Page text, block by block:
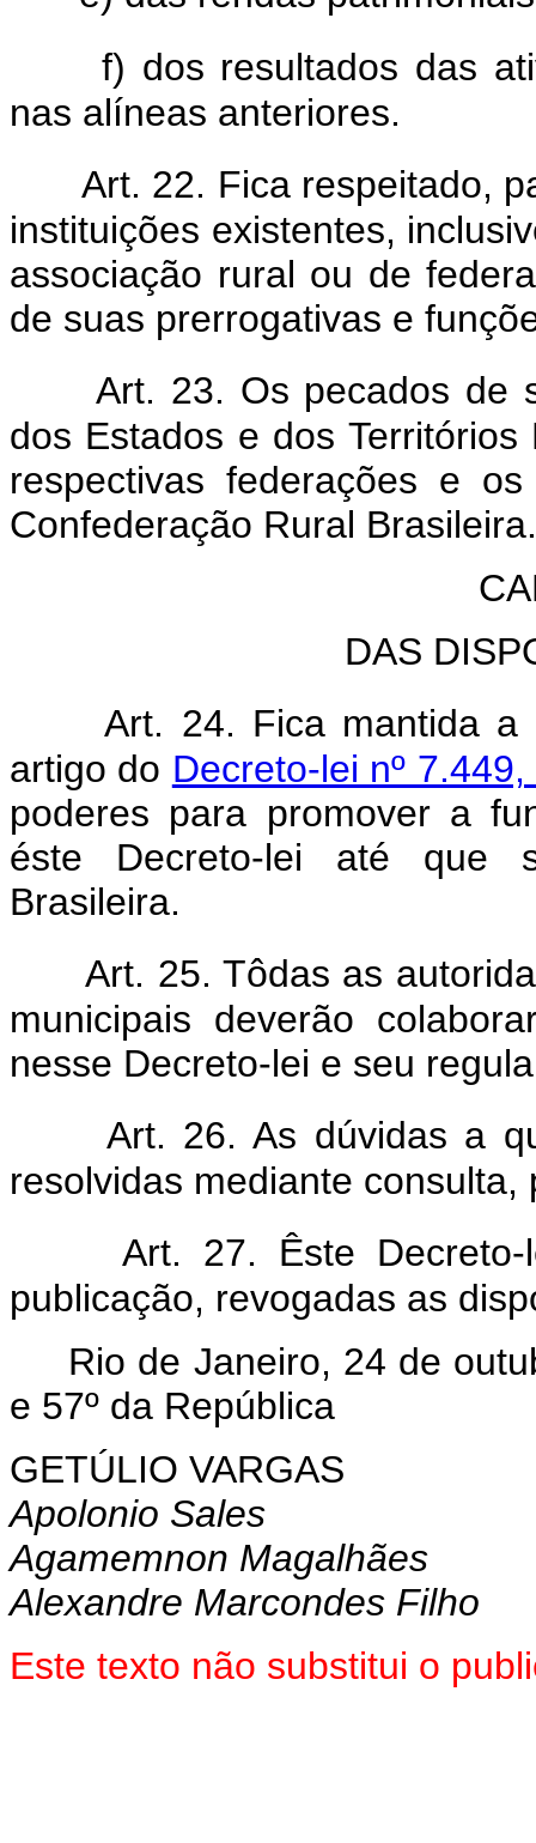
f) dos resultados das
nas alíneas anteriores.
Art. 22. Fica respeitado,
instituições existentes,
associação rural ou de
de suas prerrogativas e
Art. 23. Os pecados de
dos Estados e dos
respectivas federações e
Confederação Rural Brasileira.
DAS
Art. 24. Fica mantida a
artigo do Decreto-lei nº
poderes para promover a
éste Decreto-lei até que
Brasileira.
Art. 25. Tôdas as
municipais deverão
nesse Decreto-lei e seu
Art. 26. As dúvidas a
resolvidas mediante
Art. 27. Êste
publicação, revogadas as
Rio de Janeiro, 24 de
e 57º da República
GETÚLIO VARGAS
Apolonio Sales
Agamemnon Magalhães
Alexandre Marcondes Filho
Este texto não substitui o